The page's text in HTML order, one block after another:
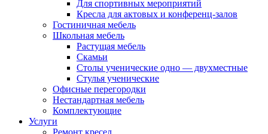
Для спортивных мероприятий
Кресла для актовых и конференц-залов
Гостиничная мебель
Школьная мебель
Растущая мебель
Скамьи
Столы ученические одно — двухместные
Стулья ученические
Офисные перегородки
Нестандартная мебель
Комплектующие
Услуги
Ремонт кресел